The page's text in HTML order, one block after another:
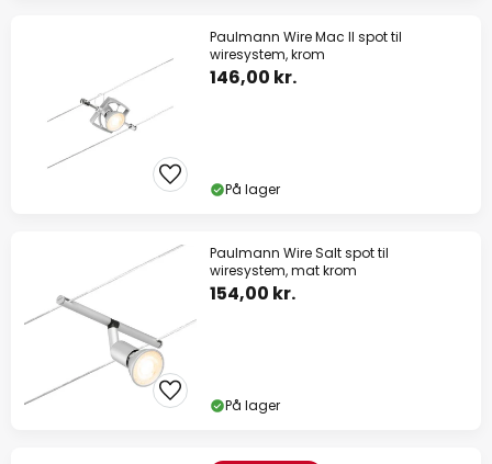
Paulmann Wire Mac II spot til
wiresystem, krom
146,00 kr.
På lager
Paulmann Wire Salt spot til
wiresystem, mat krom
154,00 kr.
På lager